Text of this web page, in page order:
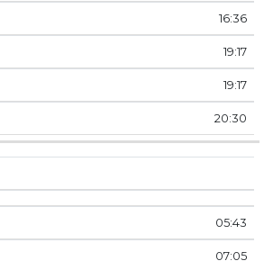
16:36
19:17
19:17
20:30
05:43
07:05